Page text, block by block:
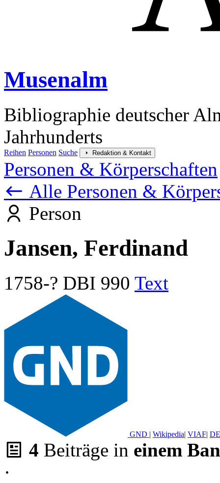
Musenalm
Bibliographie deutscher
Jahrhunderts
Reihen Personen Suche Redaktion & Kontakt
Personen & Körperschaften
Alle Personen &
Person
Jansen, Ferdinand
1758-? DBI 990 Text
GND | Wikipedia| VIAF|
4 Beiträge in einem
·